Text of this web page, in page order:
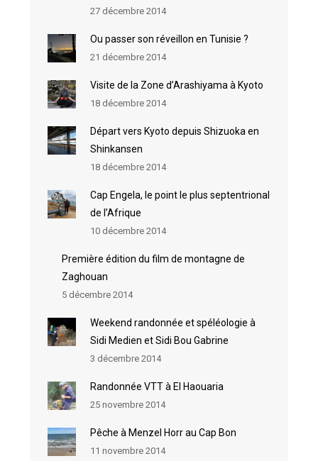
27 décembre 2014
Ou passer son réveillon en Tunisie ?
21 décembre 2014
Visite de la Zone d’Arashiyama à Kyoto
18 décembre 2014
Départ vers Kyoto depuis Shizuoka en
Shinkansen
18 décembre 2014
Cap Engela, le point le plus septentrional
de l’Afrique
10 décembre 2014
Première édition du film de montagne de
Zaghouan
5 décembre 2014
Weekend randonnée et spéléologie à
Sidi Medien et Sidi Bou Gabrine
3 décembre 2014
Randonnée VTT à El Haouaria
25 novembre 2014
Pêche à Menzel Horr au Cap Bon
11 novembre 2014